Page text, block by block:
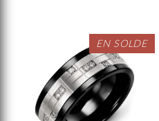
EN SOLDE